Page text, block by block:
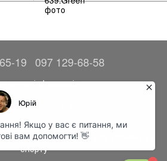
19 097 129-68-58
інформація
версія сайту
© 2014—2026
одяг та аксесуари для туризму та
спорту